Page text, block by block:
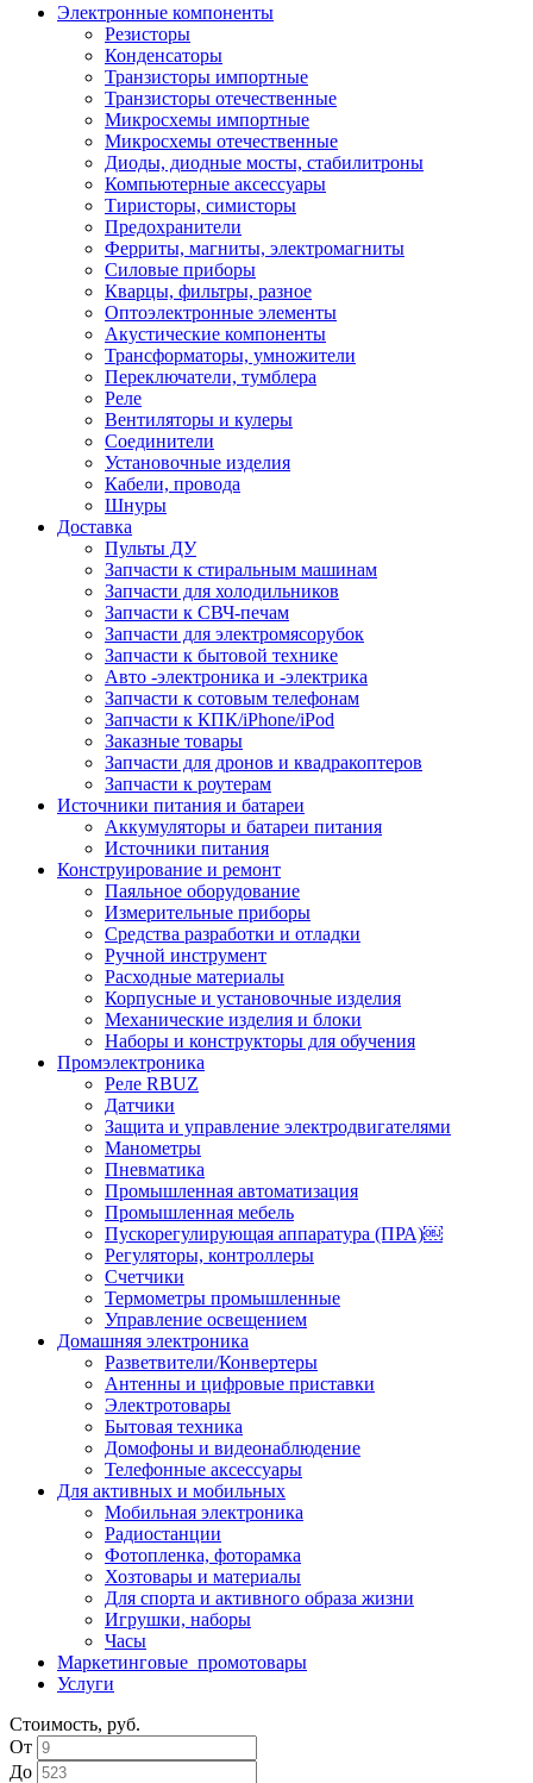
Электронные компоненты
Резисторы
Конденсаторы
Транзисторы импортные
Транзисторы отечественные
Микросхемы импортные
Микросхемы отечественные
Диоды, диодные мосты, стабилитроны
Компьютерные аксессуары
Тиристоры, симисторы
Предохранители
Ферриты, магниты, электромагниты
Силовые приборы
Кварцы, фильтры, разное
Оптоэлектронные элементы
Акустические компоненты
Трансформаторы, умножители
Переключатели, тумблера
Реле
Вентиляторы и кулеры
Соединители
Установочные изделия
Кабели, провода
Шнуры
Доставка
Пульты ДУ
Запчасти к стиральным машинам
Запчасти для холодильников
Запчасти к СВЧ-печам
Запчасти для электромясорубок
Запчасти к бытовой технике
Авто -электроника и -электрика
Запчасти к сотовым телефонам
Запчасти к КПК/iPhone/iPod
Заказные товары
Запчасти для дронов и квадракоптеров
Запчасти к роутерам
Источники питания и батареи
Аккумуляторы и батареи питания
Источники питания
Конструирование и ремонт
Паяльное оборудование
Измерительные приборы
Средства разработки и отладки
Ручной инструмент
Расходные материалы
Корпусные и установочные изделия
Механические изделия и блоки
Наборы и конструкторы для обучения
Промэлектроника
Реле RBUZ
Датчики
Защита и управление электродвигателями
Манометры
Пневматика
Промышленная автоматизация
Промышленная мебель
Пускорегулирующая аппаратура (ПРА)￼
Регуляторы, контроллеры
Счетчики
Термометры промышленные
Управление освещением
Домашняя электроника
Разветвители/Конвертеры
Антенны и цифровые приставки
Электротовары
Бытовая техника
Домофоны и видеонаблюдение
Телефонные аксессуары
Для активных и мобильных
Мобильная электроника
Радиостанции
Фотопленка, фоторамка
Хозтовары и материалы
Для спорта и активного образа жизни
Игрушки, наборы
Часы
Маркетинговые_промотовары
Услуги
Стоимость, руб.
От
До